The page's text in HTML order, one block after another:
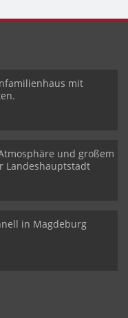
mit
und großem
Landeshauptstadt
in Magdeburg